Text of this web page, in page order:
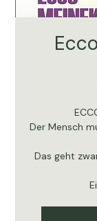
Der Mensch
Das geht